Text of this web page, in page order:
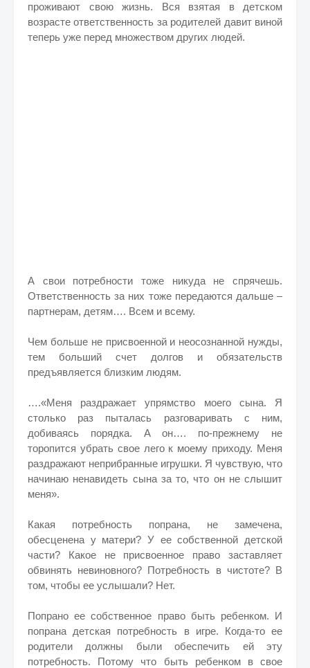
проживают свою жизнь. Вся взятая в детском
возрасте ответственность за родителей давит виной
теперь уже перед множеством других людей.
А свои потребности тоже никуда не спрячешь.
Ответственность за них тоже передаются дальше –
партнерам, детям…. Всем и всему.
Чем больше не присвоенной и неосознанной нужды,
тем больший счет долгов и обязательств
предъявляется близким людям.
….«Меня раздражает упрямство моего сына. Я
столько раз пыталась разговаривать с ним,
добиваясь порядка. А он…. по-прежнему не
торопится убрать свое лего к моему приходу. Меня
раздражают неприбранные игрушки. Я чувствую, что
начинаю ненавидеть сына за то, что он не слышит
меня».
Какая потребность попрана, не замечена,
обесценена у матери? У ее собственной детской
части? Какое не присвоенное право заставляет
обвинять невиновного? Потребность в чистоте? В
том, чтобы ее услышали? Нет.
Попрано ее собственное право быть ребенком. И
попрана детская потребность в игре. Когда-то ее
родители должны были обеспечить ей эту
потребность. Потому что быть ребенком в свое